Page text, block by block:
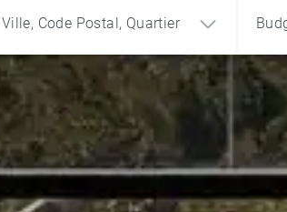
Terrain
Ville, Code Postal, Quartier